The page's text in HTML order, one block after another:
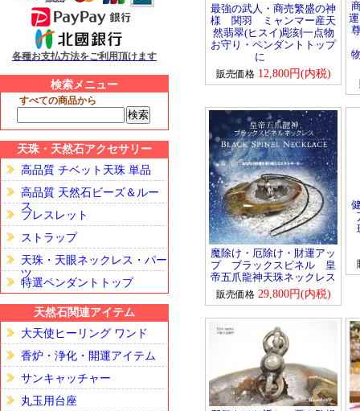
各種お支払方法をご利用頂けます
検索メニュー
すべての商品から
天珠・天然石アクセサリー
高品質 チベット天珠 単品
高品質 天然石ビーズ＆ルー
ス
ブレスレット
ストラップ
天珠・天眼ネックレス・パー
ツ
特選ペンダントトップ
天然石関連アイテム
大天使ヒーリング ワンド
香炉・浄化・開運アイテム
サンキャッチャー
丸玉用台座
最強の武人・商売繁盛の神
様 関羽 ミャンマー産天
然翡翠(ヒスイ)彫刻一点物
お守り・ペンダントトップ
に
販売価格12,800円(内税)
魔除け・厄除け・財運アッ
プ ブラックスピネル 皇
帝五爪龍神天珠ネックレス
販売価格29,800円(内税)